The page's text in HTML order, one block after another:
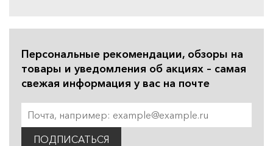
Персональные рекомендации, обзоры на
товары и уведомления об акциях – самая
свежая информация у вас на почте
ПОДПИСАТЬСЯ